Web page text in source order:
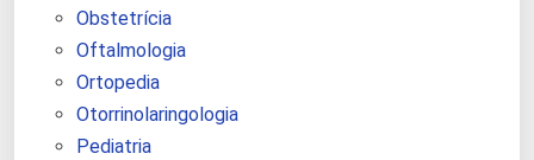
Obstetrícia
Oftalmologia
Ortopedia
Otorrinolaringologia
Pediatria